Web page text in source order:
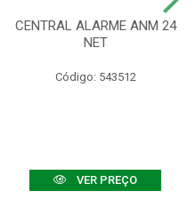
CENTRAL ALARME ANM 24
NET
Código: 543512
VER PREÇO